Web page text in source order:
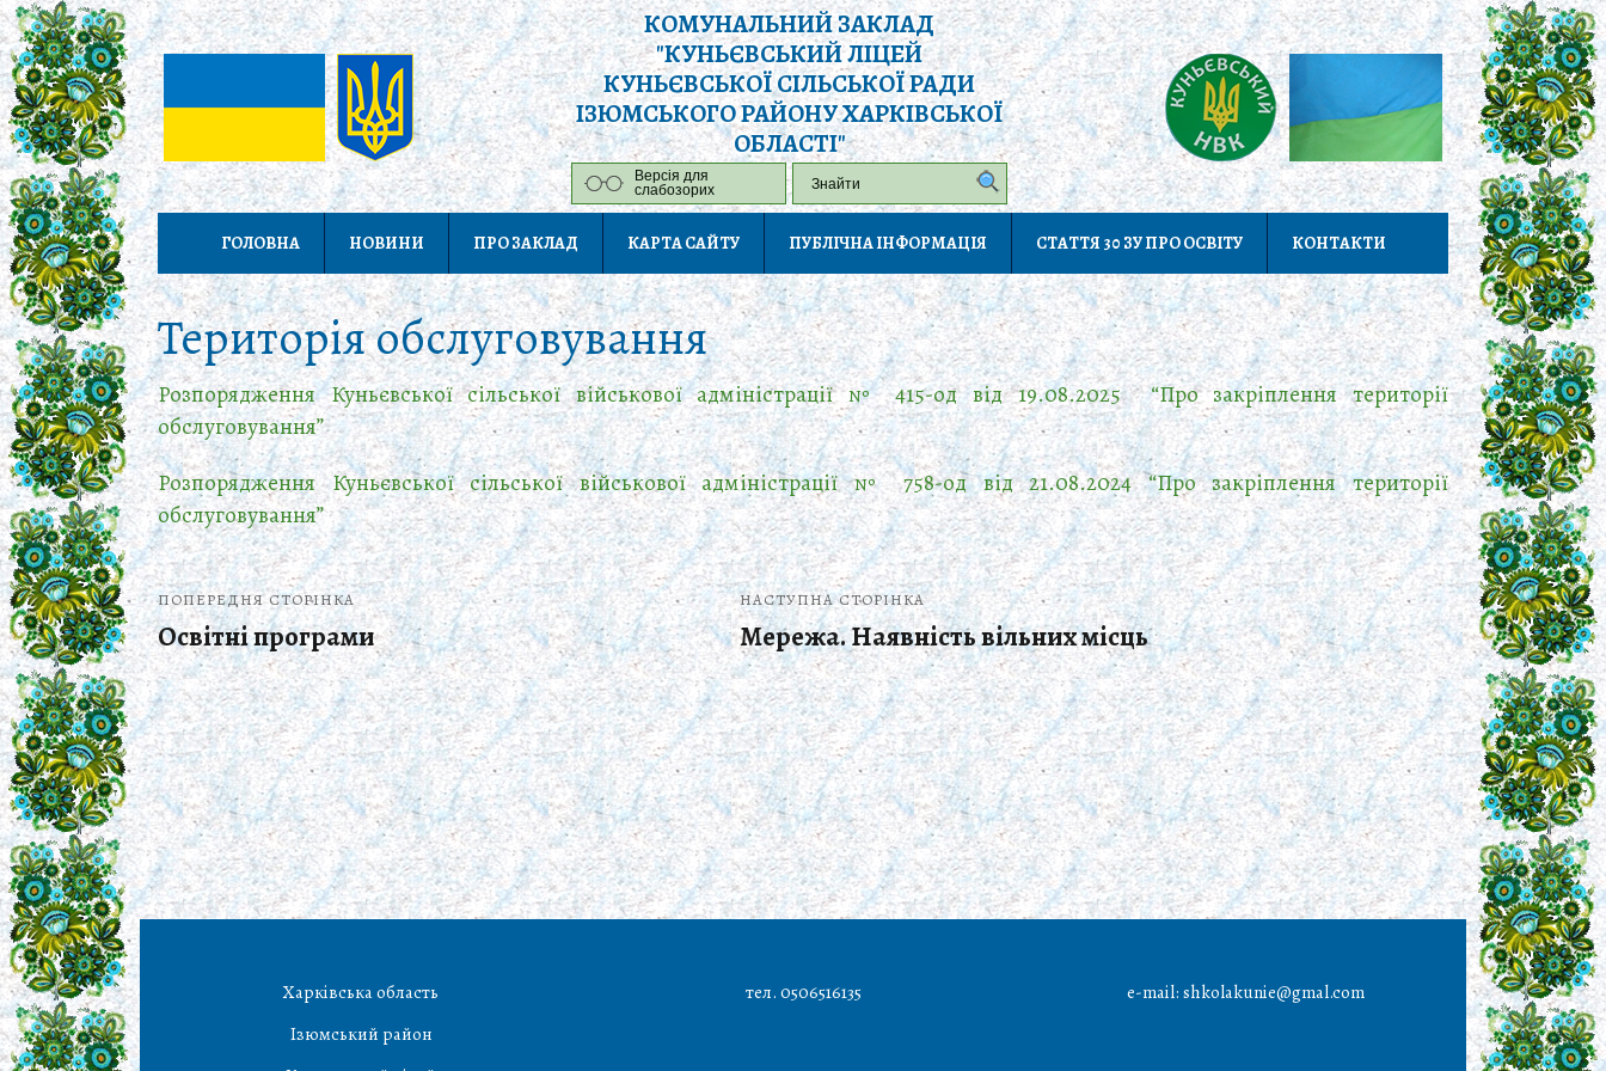
КОМУНАЛЬНИЙ ЗАКЛАД
"КУНЬЄВСЬКИЙ ЛІЦЕЙ
КУНЬЄВСЬКОЇ СІЛЬСЬКОЇ РАДИ
ІЗЮМСЬКОГО РАЙОНУ ХАРКІВСЬКОЇ
ОБЛАСТІ"
Версія для
слабозорих
ГОЛОВНА НОВИНИ ПРО ЗАКЛАД КАРТА САЙТУ ПУБЛІЧНА ІНФОРМАЦІЯ СТАТТЯ 30 ЗУ ПРО ОСВІТУ КОНТАКТИ
Територія обслуговування
Розпорядження Куньєвської сільської військової адміністрації№ 415-од від 19.08.2025 “Про закріплення території
обслуговування”
Розпорядження Куньєвської сільської військової адміністрації № 758-од від 21.08.2024 “Про закріплення території
обслуговування”
ПОПЕРЕДНЯ СТОРІНКА
Освітні програми
НАСТУПНА СТОРІНКА
Мережа. Наявність вільних місць
Харківська область
Ізюмський район
тел. 0506516135 e-mail: shkolakunie@gmal.com